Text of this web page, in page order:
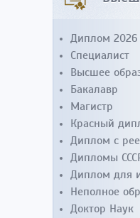
Диплом 2026
Специалист
Высшее
Бакалавр
Магистр
Красный
Диплом с
Дипломы
Диплом для
Неполное
Доктор Наук